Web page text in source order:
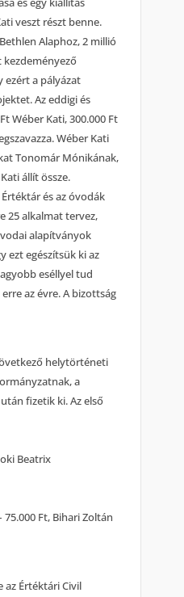
veszt részt benne.
Alaphoz, 2 millió
kezdeményező
ezért a pályázat
Az eddigi és
Wéber Kati, 300.000 Ft
Wéber Kati
Tonomár Mónikának,
állít össze.
és az óvodák
25 alkalmat tervez,
alapítványok
ezt egészítsük ki az
eséllyel tud
az évre. A bizottság
helytörténeti
a
fizetik ki. Az első
Beatrix
Ft, Bihari Zoltán
az Értéktári Civil